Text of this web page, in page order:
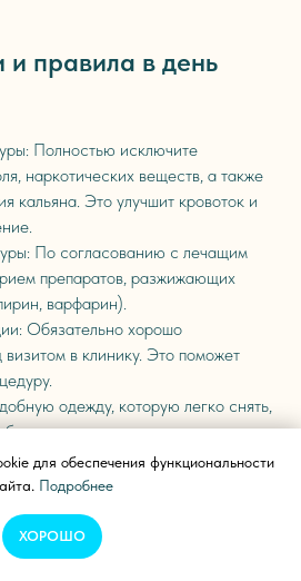
правила в день
Полностью исключите
наркотических веществ, а также
кальяна. Это улучшит кровоток и
По согласованию с лечащим
препаратов, разжижающих
варфарин).
Обязательно хорошо
визитом в клинику. Это поможет
одежду, которую легко снять,
на пуговицах или молнии,
сменные брюки или шорты.
для обеспечения функциональности
Подробнее
ХОРОШО